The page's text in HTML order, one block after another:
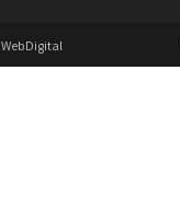
WebDigital